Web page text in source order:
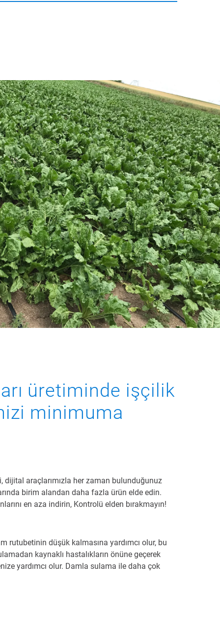
üretiminde işçilik
minimuma
dijital araçlarımızla her zaman bulunduğunuz
birim alandan daha fazla ürün elde edin.
en aza indirin, Kontrolü elden bırakmayın!
rutubetinin düşük kalmasına yardımcı olur, bu
kaynaklı hastalıkların önüne geçerek
yardımcı olur. Damla sulama ile daha çok